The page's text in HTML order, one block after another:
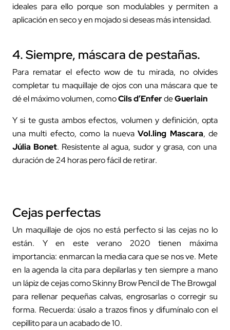
ideales para ello porque son modulables y permiten a
aplicación en seco y en mojado si deseas más intensidad.
4. Siempre, máscara de pestañas.
Para rematar el efecto wow de tu mirada, no olvides
completar tu maquillaje de ojos con una máscara que te
dé el máximo volumen, comoCils d’EnferdeGuerlain
Y si te gusta ambos efectos, volumen y definición, opta
una multi efecto, como la nuevaVol.ling Mascara, de
Júlia Bonet. Resistente al agua, sudor y grasa, con una
duración de 24 horas pero fácil de retirar.
Cejas perfectas
Un maquillaje de ojos no está perfecto si las cejas no lo
están. Y en este verano 2020 tienen máxima
importancia: enmarcan la media cara que se nos ve. Mete
en la agenda la cita para depilarlas y ten siempre a mano
un lápiz de cejas comoSkinny Brow Pencilde The Browgal
para rellenar pequeñas calvas, engrosarlas o corregir su
forma. Recuerda: úsalo a trazos finos y difumínalo con el
cepillito para un acabado de 10.